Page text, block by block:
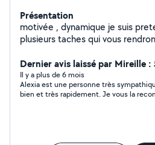
Présentation
motivée , dynamique je suis
plusieurs taches qui vous
Dernier avis laissé par Mireille :
Il y a plus de 6 mois
Alexia est une personne très
bien et très rapidement. Je vous la